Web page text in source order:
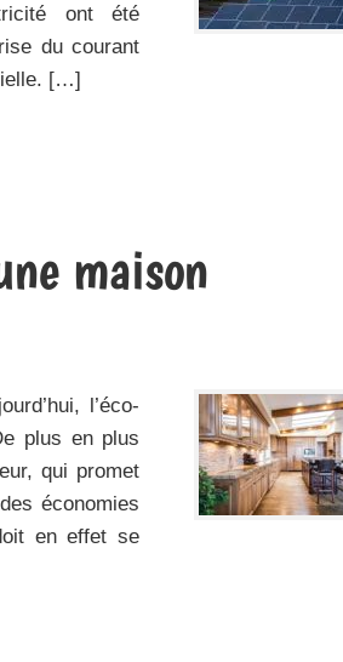
ont été
du courant
[…]
maison
l’éco-
plus en plus
qui promet
économies
en effet se